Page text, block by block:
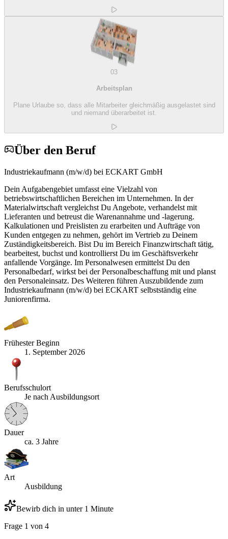
03
Arbeitsplan
Plane Urlaube so, dass alle Mitarbeiter gleichmäßig ausgelastet sind
und niemand überarbeitet ist.
Über den Beruf
Industriekaufmann (m/w/d) bei ECKART GmbH
Dein Aufgabengebiet umfasst eine Vielzahl von
betriebswirtschaftlichen Bereichen im Unternehmen. In der
Materialwirtschaft vergleichst Du Angebote, verhandelst mit
Lieferanten und betreust die Warenannahme und -lagerung.
Kalkulationen und Preislisten zu erarbeiten und Aufträge von
Kunden entgegen zu nehmen, gehört im Vertrieb zu Deinem
Zuständigkeitsbereich. Bist Du im Bereich Finanzwirtschaft tätig,
bearbeitest, buchst und kontrollierst Du im Geschäftsverkehr
anfallende Vorgänge. Im Personalwesen ermittelst Du den
Personalbedarf, wirkst bei der Personalbeschaffung mit und planst
den Personaleinsatz. Des Weiteren führen Auszubildende zum
Industriekaufmann (m/w/d) bei ECKART selbstständig eine
Juniorenfirma.
Frühester Beginn
1. September 2026
Berufsschulort
Je nach Ausbildungsort
Dauer
ca. 3 Jahre
Art
Ausbildung
Bewirb dich in unter 1 Minute
Frage 1 von 4